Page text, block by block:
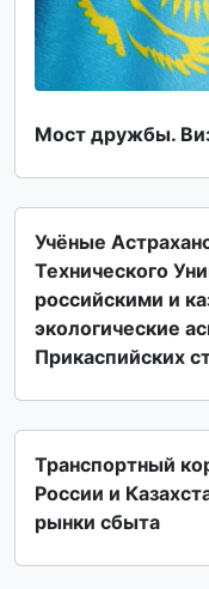
Мост дружбы.
Учёные
Технического
российскими и
экологические
Прикаспийских
Транспортный
России и
рынки сбыта